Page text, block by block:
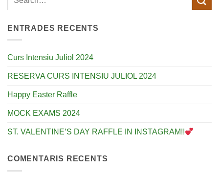
ENTRADES RECENTS
Curs Intensiu Juliol 2024
RESERVA CURS INTENSIU JULIOL 2024
Happy Easter Raffle
MOCK EXAMS 2024
ST. VALENTINE’S DAY RAFFLE IN INSTAGRAM!!
COMENTARIS RECENTS